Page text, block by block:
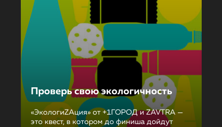
Проверь свою экологичность
«ЭкологиZAция» от +1ГОРОД и ZAVTRA —
это квест, в котором до финиша дойдут